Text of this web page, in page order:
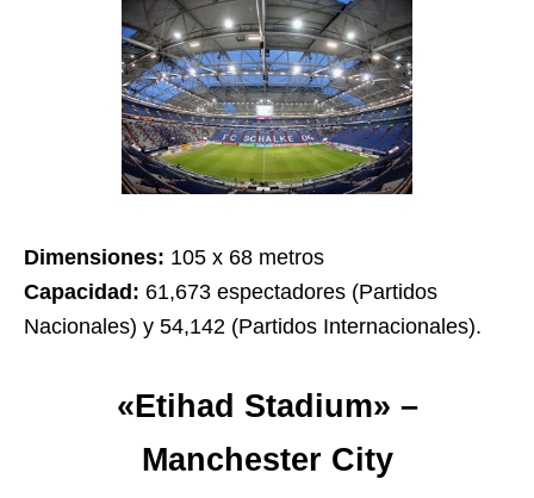
Dimensiones: 105 x 68 metros
Capacidad: 61,673 espectadores (Partidos
Nacionales) y 54,142 (Partidos Internacionales).
«Etihad Stadium» –
Manchester City